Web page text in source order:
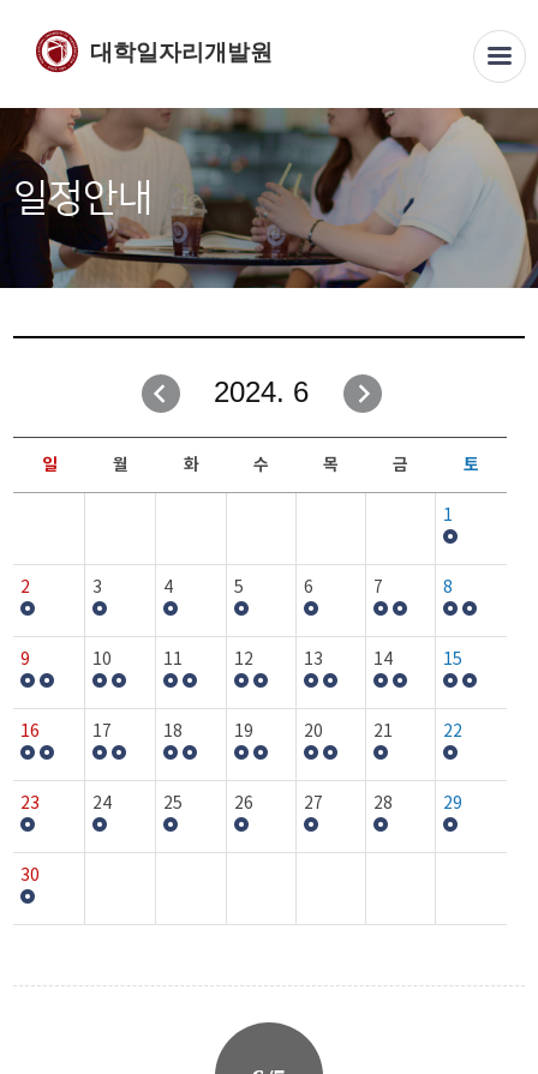
대학일자리개발원
일정안내
2024. 6
일 월 화 수 목 금 토
1
2 3 4 5 6 7 8
9 10 11 12 13 14 15
16 17 18 19 20 21 22
23 24 25 26 27 28 29
30